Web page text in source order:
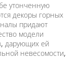
утонченную
декоры горных
придают
модели
дарующих ей
невесомости,